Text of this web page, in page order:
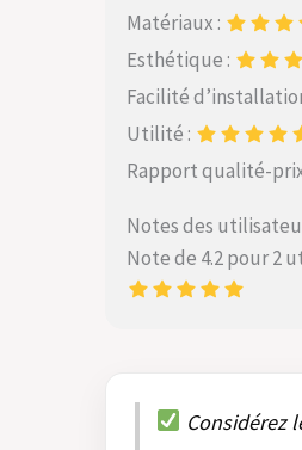
Matériaux :
Esthétique :
Facilité
Utilité :
Rapport qualité-
Notes des
Note de 4.2 pour 2
Considérez